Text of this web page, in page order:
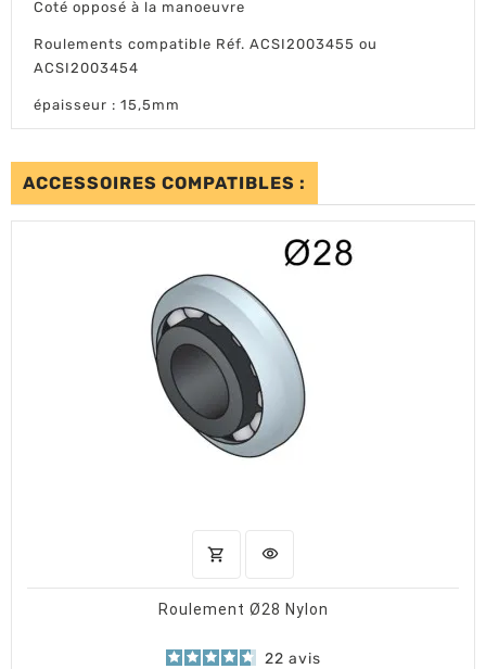
Coté opposé à la manoeuvre
Roulements compatible Réf. ACSI2003455 ou
ACSI2003454
épaisseur : 15,5mm
ACCESSOIRES COMPATIBLES :
shopping_cart AJOUTER AU PANIER
visibility
Roulement Ø28 Nylon
22 avis